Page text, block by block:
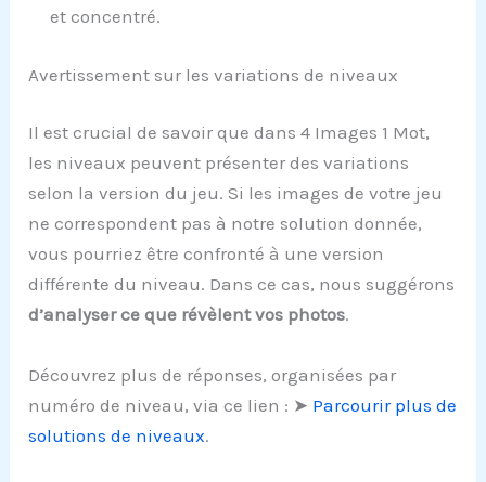
et concentré.
Avertissement sur les variations de niveaux
Il est crucial de savoir que dans 4 Images 1 Mot,
les niveaux peuvent présenter des variations
selon la version du jeu. Si les images de votre jeu
ne correspondent pas à notre solution donnée,
vous pourriez être confronté à une version
différente du niveau. Dans ce cas, nous suggérons
d’analyser ce que révèlent vos photos.
Découvrez plus de réponses, organisées par
numéro de niveau, via ce lien : ➤ Parcourir plus de
solutions de niveaux.